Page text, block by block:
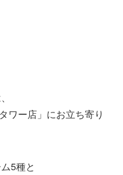
ワー店」にお立ち寄り
5種と